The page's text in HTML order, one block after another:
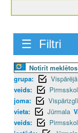
☰ Filtri
Notīrīt
grupa:
veids:
joma:
vieta:
Jūrmala
veids: